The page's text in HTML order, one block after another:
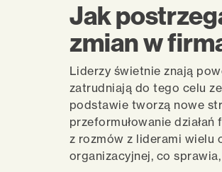
Jak
zmian w
Liderzy świetnie znają
zatrudniają do tego celu
podstawie tworzą nowe
przeformułowanie
z rozmów z liderami wielu
organizacyjnej, co